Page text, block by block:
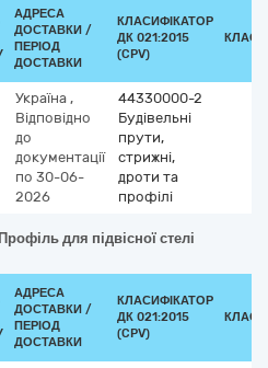
АДРЕСА
ДОСТАВКИ /
ПЕРІОД
ДОСТАВКИ
КЛАСИФІКАТОР
ДК 021:2015
(CPV)
Україна ,
Відповідно
до
документації
по 30-06-
2026
44330000-2
Будівельні
прути,
стрижні,
дроти та
профілі
для підвісної стелі
АДРЕСА
ДОСТАВКИ /
ПЕРІОД
ДОСТАВКИ
КЛАСИФІКАТОР
ДК 021:2015
(CPV)